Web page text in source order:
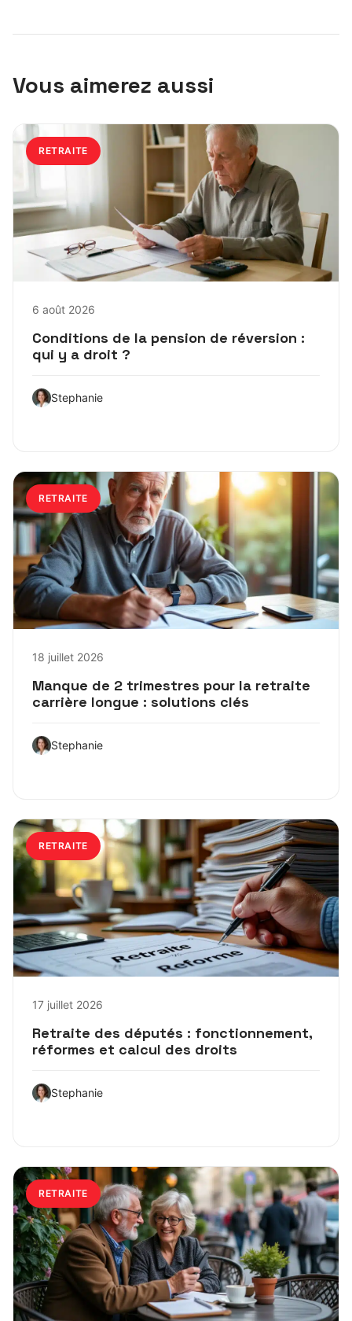
Vous aimerez aussi
RETRAITE
6 août 2026
Conditions de la pension de réversion :
qui y a droit ?
Stephanie
RETRAITE
18 juillet 2026
Manque de 2 trimestres pour la retraite
carrière longue : solutions clés
Stephanie
RETRAITE
17 juillet 2026
Retraite des députés : fonctionnement,
réformes et calcul des droits
Stephanie
RETRAITE